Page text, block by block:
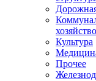
хозяйство
Культура
Прочее